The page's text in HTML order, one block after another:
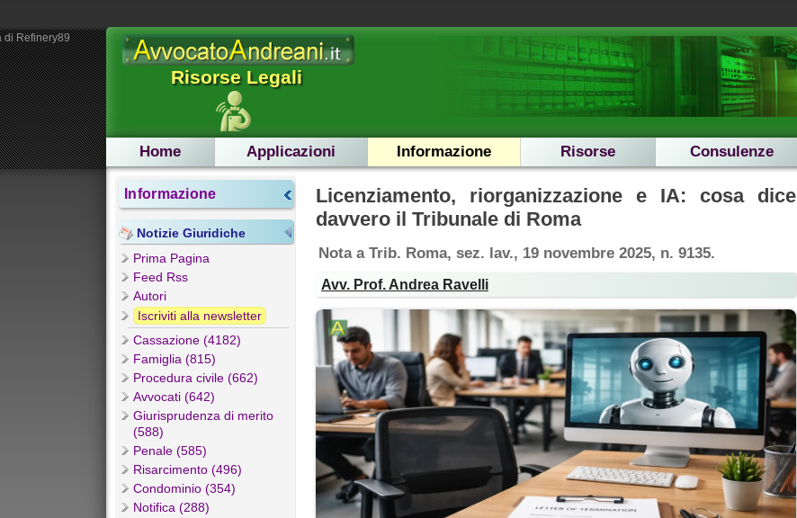
Risorse Legali
Home Applicazioni Informazione Risorse Consulenze
Informazione
Notizie Giuridiche
Prima Pagina
Feed Rss
Autori
Iscriviti alla newsletter
Cassazione (4182)
Famiglia (815)
Procedura civile (662)
Avvocati (642)
Giurisprudenza di merito
(588)
Penale (585)
Risarcimento (496)
Condominio (354)
Notifica (288)
Licenziamento, riorganizzazione e IA: cosa dice
davvero il Tribunale di Roma
Nota a Trib. Roma, sez. lav., 19 novembre 2025, n. 9135.
Avv. Prof. Andrea Ravelli
Refinery89